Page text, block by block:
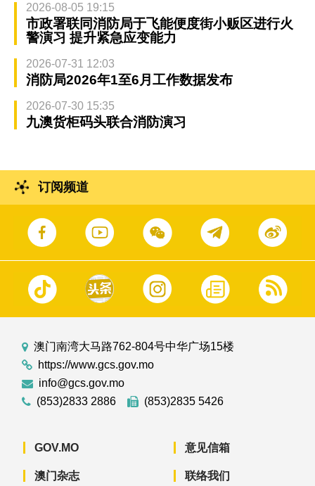
2026-08-05 19:15
市政署联同消防局于飞能便度街小贩区进行火
警演习 提升紧急应变能力
2026-07-31 12:03
消防局2026年1至6月工作数据发布
2026-07-30 15:35
九澳货柜码头联合消防演习
订阅频道
澳门南湾大马路762-804号中华广场15楼
https://www.gcs.gov.mo
info@gcs.gov.mo
(853)2833 2886
(853)2835 5426
GOV.MO
澳门杂志
意见信箱
联络我们